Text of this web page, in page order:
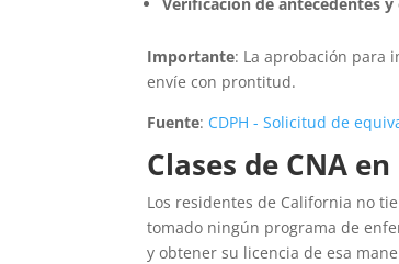
Importante: La aprobación para
envíe con prontitud.
Fuente: CDPH - Solicitud de
Clases de CNA
Los residentes de California no
tomado ningún programa de
y obtener su licencia de esa